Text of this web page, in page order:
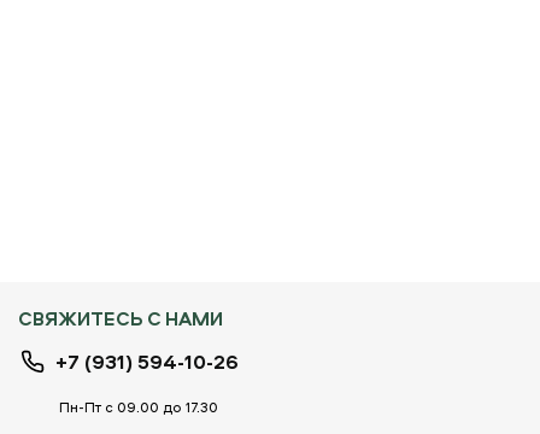
СВЯЖИТЕСЬ С НАМИ
+7 (931) 594-10-26
Пн-Пт с 09.00 до 17.30